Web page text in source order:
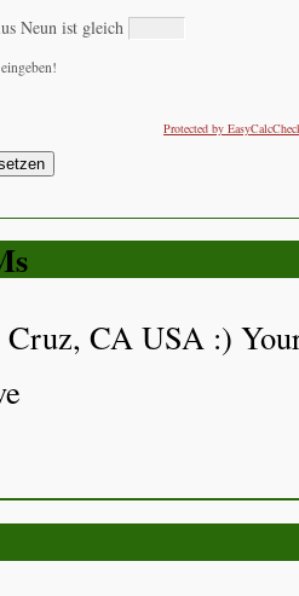
Neun ist gleich
Protected by
CA USA :)